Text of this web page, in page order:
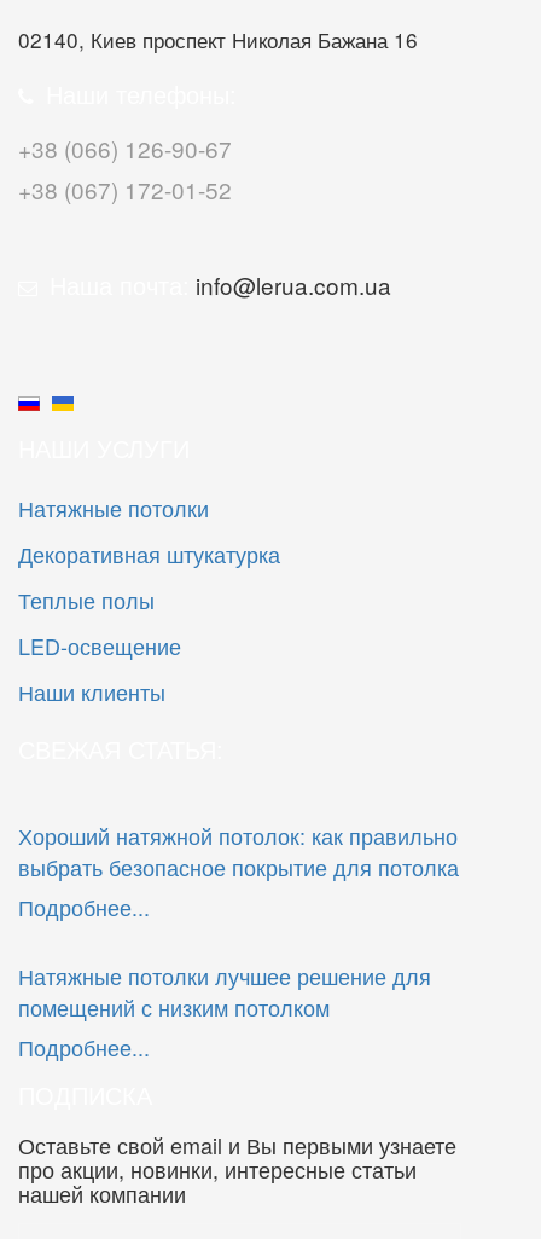
02140, Киев проспект Николая Бажана 16
+38 (066) 126-90-67
+38 (067) 172-01-52
info@lerua.com.ua
Натяжные потолки
Декоративная штукатурка
Теплые полы
LED-освещение
Наши клиенты
Хороший натяжной потолок: как правильно
выбрать безопасное покрытие для потолка
Подробнее...
Натяжные потолки лучшее решение для
помещений с низким потолком
Подробнее...
Оставьте свой email и Вы первыми узнаете
про акции, новинки, интересные статьи
нашей компании